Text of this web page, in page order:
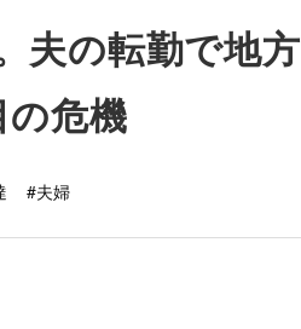
夫の転勤で地
危機
#夫婦